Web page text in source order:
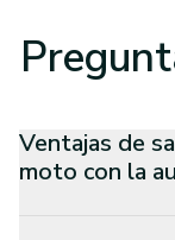
Ventajas de
moto con la